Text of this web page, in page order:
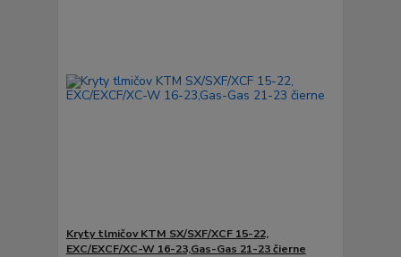
Kryty tlmičov KTM SX/SXF/XCF 15-22,
EXC/EXCF/XC-W 16-23,Gas-Gas 21-23 čierne